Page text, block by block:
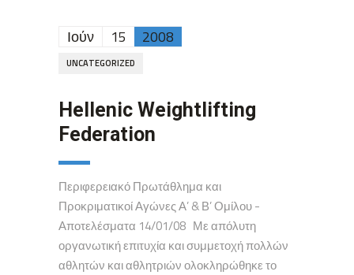
Ιούν 15 2008
UNCATEGORIZED
Hellenic Weightlifting
Federation
Περιφερειακό Πρωτάθλημα και
Προκριματικοί Αγώνες Α’ & Β’ Ομίλου -
Αποτελέσματα 14/01/08 Με απόλυτη
οργανωτική επιτυχία και συμμετοχή πολλών
αθλητών και αθλητριών ολοκληρώθηκε το